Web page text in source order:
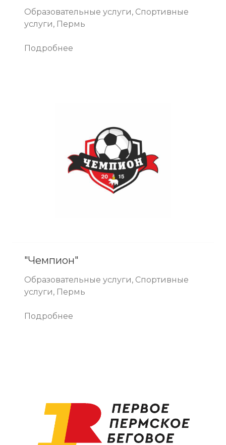
Образовательные услуги, Спортивные
услуги, Пермь
Подробнее
"Чемпион"
Образовательные услуги, Спортивные
услуги, Пермь
Подробнее